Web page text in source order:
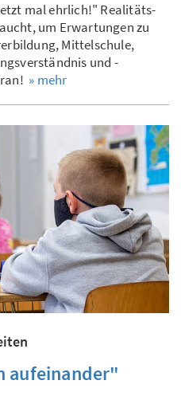
mal ehrlich!" Realitäts-
um Erwartungen zu
Mittelschule,
und -
» mehr
aufeinander"